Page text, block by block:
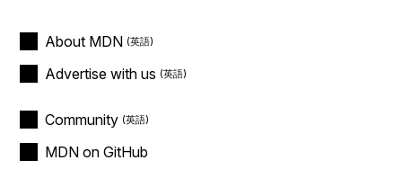
About MDN
Advertise with us
Community
MDN on GitHub